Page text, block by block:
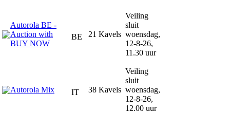
Autorola BE -
Auction with
BUY NOW
BE 21 Kavels
Veiling
sluit
woensdag,
12-8-26,
11.30 uur
Autorola Mix IT 38 Kavels
Veiling
sluit
woensdag,
12-8-26,
12.00 uur